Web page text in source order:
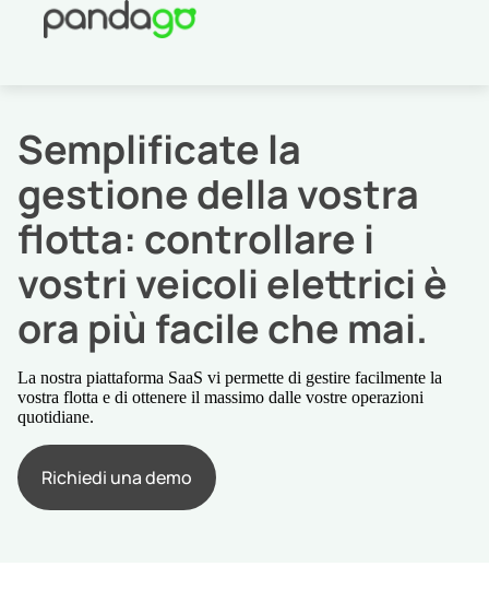
Semplificate la
gestione della vostra
flotta: controllare i
vostri veicoli elettrici è
ora più facile che mai.
La nostra piattaforma SaaS vi permette di gestire facilmente la
vostra flotta e di ottenere il massimo dalle vostre operazioni
quotidiane.
Richiedi una demo